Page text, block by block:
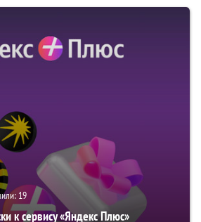
19
к сервису «Яндекс Плюс»